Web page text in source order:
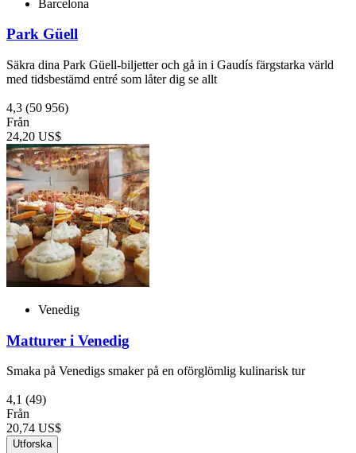
Barcelona
Park Güell
Säkra dina Park Güell-biljetter och gå in i Gaudís färgstarka värld
med tidsbestämd entré som låter dig se allt
4,3 (50 956)
Från
24,20 US$
Venedig
Matturer i Venedig
Smaka på Venedigs smaker på en oförglömlig kulinarisk tur
4,1 (49)
Från
20,74 US$
Utforska